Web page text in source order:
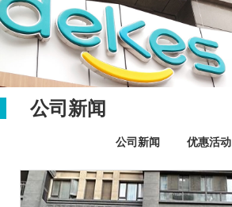
企业文化
团队介绍
汉堡系列
炸鸡系列
饮料甜品
公司新闻
公司新闻 优惠活动